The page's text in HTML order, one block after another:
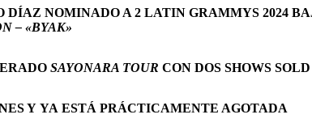
NOMINADO A 2 LATIN GRAMMYS 2024
– «BYAK»
SAYONARA TOUR CON DOS SHOWS
Y YA ESTÁ PRÁCTICAMENTE AGOTADA